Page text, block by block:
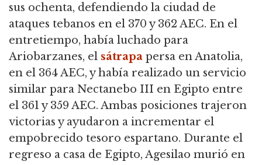
sus ochenta, defendiendo la ciudad de
ataques tebanos en el 370 y 362 AEC. En el
entretiempo, había luchado para
Ariobarzanes, el sátrapa persa en Anatolia,
en el 364 AEC, y había realizado un servicio
similar para Nectanebo III en Egipto entre
el 361 y 359 AEC. Ambas posiciones trajeron
victorias y ayudaron a incrementar el
empobrecido tesoro espartano. Durante el
regreso a casa de Egipto, Agesilao murió en